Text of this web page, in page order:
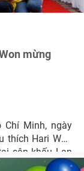
mừng
Minh, ngày
thích Hari Won
sân khấu Lan